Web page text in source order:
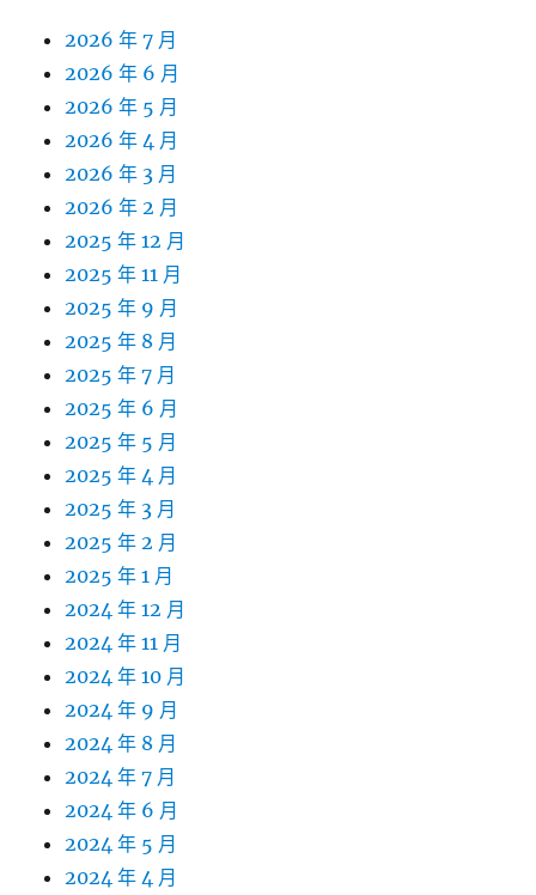
2026 年 7 月
2026 年 6 月
2026 年 5 月
2026 年 4 月
2026 年 3 月
2026 年 2 月
2025 年 12 月
2025 年 11 月
2025 年 9 月
2025 年 8 月
2025 年 7 月
2025 年 6 月
2025 年 5 月
2025 年 4 月
2025 年 3 月
2025 年 2 月
2025 年 1 月
2024 年 12 月
2024 年 11 月
2024 年 10 月
2024 年 9 月
2024 年 8 月
2024 年 7 月
2024 年 6 月
2024 年 5 月
2024 年 4 月